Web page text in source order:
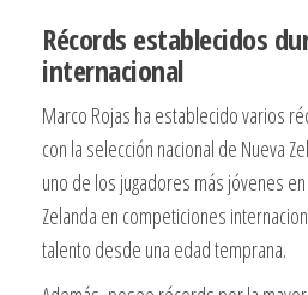
Récords establecidos
internacional
Marco Rojas ha establecido varios
con la selección nacional de Nueva
uno de los jugadores más jóvenes
Zelanda en competiciones
talento desde una edad temprana.